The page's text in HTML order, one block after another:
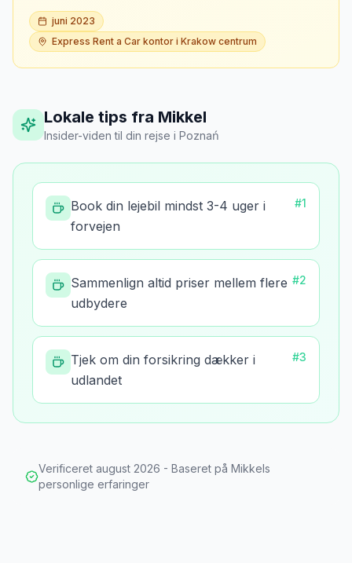
juni 2023
Express Rent a Car kontor i Krakow centrum
Lokale tips fra Mikkel
Insider-viden til din rejse i Poznań
Book din lejebil mindst 3-4 uger i
forvejen
#1
Sammenlign altid priser mellem flere
udbydere
#2
Tjek om din forsikring dækker i
udlandet
#3
Verificeret august 2026 - Baseret på Mikkels
personlige erfaringer